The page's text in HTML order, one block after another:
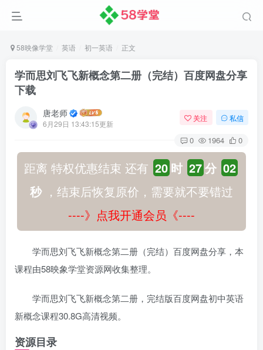
58映像学堂 英语 初一英语 正文
学而思刘飞飞新概念第二册（完结）百度网盘分享
下载
唐老师
6月29日 13:43:15更新
关注 私信
0 1964 0
距离 特权优惠结束 还有 20 时 27分 02
秒，结束后恢复原价，需要就不要错过
----》点我开通会员《----
学而思刘飞飞新概念第二册（完结）百度网盘分享，本
课程由58映象学堂资源网收集整理。
学而思刘飞飞新概念第二册，完结版百度网盘初中英语
新概念课程30.8G高清视频。
资源目录